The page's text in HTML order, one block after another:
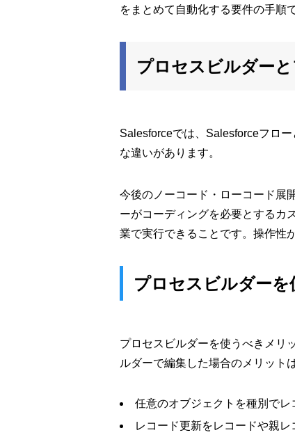
をまとめて自動化する要件の手順
プロセスビルダー
Salesforceでは、Salesforceフロ
な違いがあります。
今後のノーコード・ローコード展
ーがコーディングを必要とするカ
業で実行できることです。操作性
プロセスビルダーを
プロセスビルダーを使うべきメリ
ルダーで編集した場合のメリット
任意のオブジェクトを種別でレ
レコード更新をレコードや親